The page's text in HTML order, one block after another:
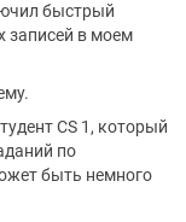
быстрый
записей в моем
CS 1, который
по
быть немного